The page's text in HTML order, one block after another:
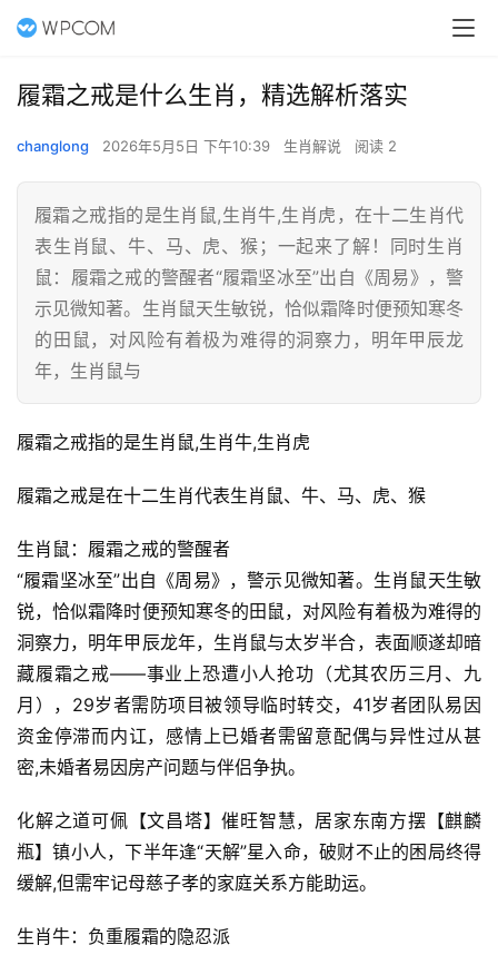
履霜之戒是什么生肖，精选解析落实
changlong 2026年5月5日 下午10:39 生肖解说 阅读 2
履霜之戒指的是生肖鼠,生肖牛,生肖虎，在十二生肖代
表生肖鼠、牛、马、虎、猴；一起来了解！同时生肖
鼠：履霜之戒的警醒者“履霜坚冰至”出自《周易》，警
示见微知著。生肖鼠天生敏锐，恰似霜降时便预知寒冬
的田鼠，对风险有着极为难得的洞察力，明年甲辰龙
年，生肖鼠与
履霜之戒指的是生肖鼠,生肖牛,生肖虎
履霜之戒是在十二生肖代表生肖鼠、牛、马、虎、猴
生肖鼠：履霜之戒的警醒者
“履霜坚冰至”出自《周易》，警示见微知著。生肖鼠天生敏
锐，恰似霜降时便预知寒冬的田鼠，对风险有着极为难得的
洞察力，明年甲辰龙年，生肖鼠与太岁半合，表面顺遂却暗
藏履霜之戒——事业上恐遭小人抢功（尤其农历三月、九
月），29岁者需防项目被领导临时转交，41岁者团队易因
资金停滞而内讧，感情上已婚者需留意配偶与异性过从甚
密,未婚者易因房产问题与伴侣争执。
化解之道可佩【文昌塔】催旺智慧，居家东南方摆【麒麟
瓶】镇小人，下半年逢“天解”星入命，破财不止的困局终得
缓解,但需牢记母慈子孝的家庭关系方能助运。
生肖牛：负重履霜的隐忍派